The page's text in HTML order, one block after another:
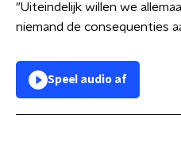
"Uiteindelijk willen we
niemand de consequenties
Speel audio af